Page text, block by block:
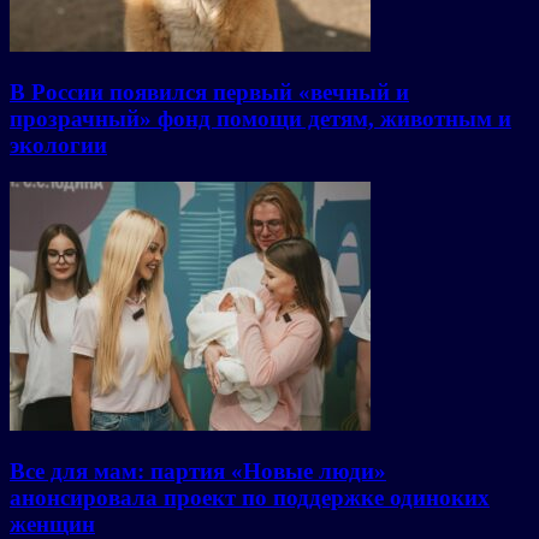
В России появился первый «вечный и
прозрачный» фонд помощи детям, животным и
экологии
Все для мам: партия «Новые люди»
анонсировала проект по поддержке одиноких
женщин